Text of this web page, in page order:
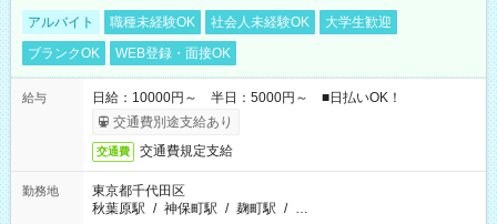
アルバイト 職種未経験OK 社会人未経験OK
大学生歓迎
ブランクOK
WEB登録・面接OK
給与
日給：10000円～ 半日：5000円～ ■日払いOK！
交通費別途支給あり
交通費 交通費規定支給
勤務地
東京都千代田区
秋葉原駅 / 神保町駅 / 麹町駅 / …